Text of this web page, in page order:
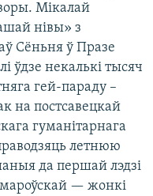
Мікалай
нівы» з
Сёньня ў Празе
ўдзе некалькі тысяч
гей-параду –
на постсавецкай
гуманітарнага
летнюю
да першай лэдзі
— жонкі